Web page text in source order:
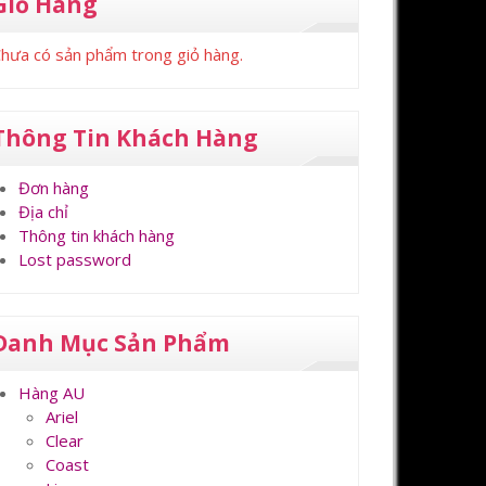
có sản phẩm trong giỏ hàng.
Tin Khách Hàng
Đơn hàng
Địa chỉ
Thông tin khách hàng
Lost password
Mục Sản Phẩm
Hàng AU
Ariel
Clear
Coast